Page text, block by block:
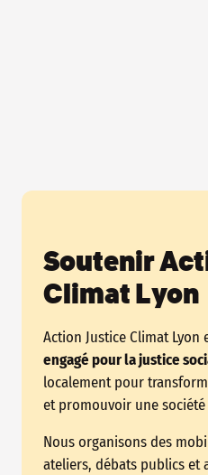
Soutenir
Climat Lyon
Action Justice Climat Lyon
engagé pour la justice
localement pour
et promouvoir une
Nous organisons des
ateliers, débats publics et